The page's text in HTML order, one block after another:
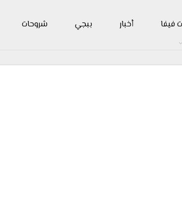
فيفا أخبار ببجي شروحات